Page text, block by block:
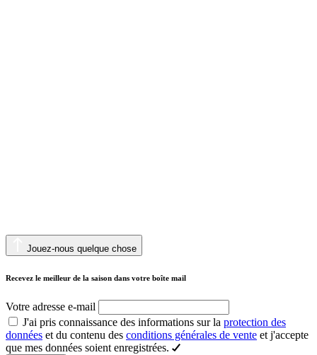
Jouez-nous quelque chose
Recevez le meilleur de la saison dans votre boîte mail
Votre adresse e-mail
J'ai pris connaissance des informations sur la protection des
données et du contenu des conditions générales de vente et j'accepte
que mes données soient enregistrées.